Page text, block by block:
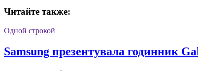
Читайте также:
Одной строкой
Samsung презентувала годинник